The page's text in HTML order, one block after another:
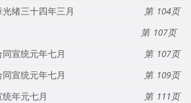
绪三十四年三月
104
107
宣统元年七月
107
宣统元年七月
109
年元七月
111